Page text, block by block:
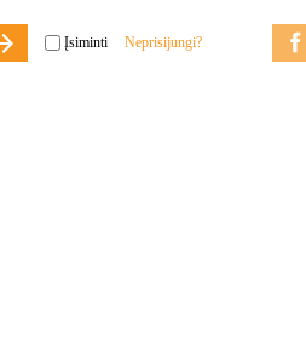
Įsiminti Neprisijungi?